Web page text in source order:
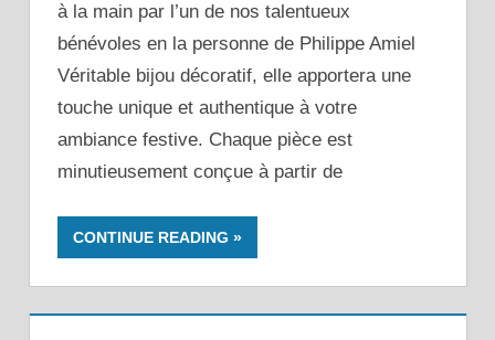
à la main par l’un de nos talentueux
bénévoles en la personne de Philippe Amiel
Véritable bijou décoratif, elle apportera une
touche unique et authentique à votre
ambiance festive. Chaque pièce est
minutieusement conçue à partir de
CONTINUE READING